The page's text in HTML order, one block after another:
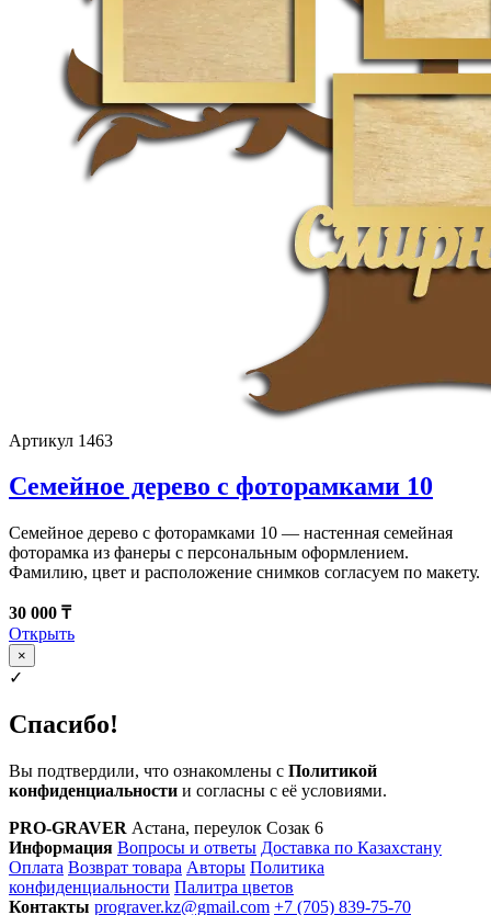
Артикул 1463
Семейное дерево с фоторамками 10
Семейное дерево с фоторамками 10 — настенная семейная
фоторамка из фанеры с персональным оформлением.
Фамилию, цвет и расположение снимков согласуем по макету.
30 000 ₸
Открыть
×
✓
Спасибо!
Вы подтвердили, что ознакомлены с Политикой
конфиденциальности и согласны с её условиями.
PRO-GRAVER Астана, переулок Созак 6
Информация Вопросы и ответы Доставка по Казахстану
Оплата Возврат товара Авторы Политика
конфиденциальности Палитра цветов
Контакты prograver.kz@gmail.com +7 (705) 839-75-70